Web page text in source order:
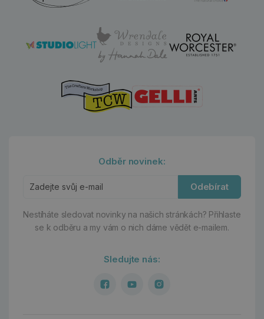
Odběr novinek:
Odebírat
Nestíháte sledovat novinky na našich stránkách? Přihlaste
se k odběru a my vám o nich dáme vědět e-mailem.
Sledujte nás: